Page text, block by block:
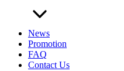
News
Promotion
FAQ
Contact Us